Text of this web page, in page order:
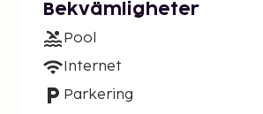
Bekvämligheter
Pool
Internet
Parkering